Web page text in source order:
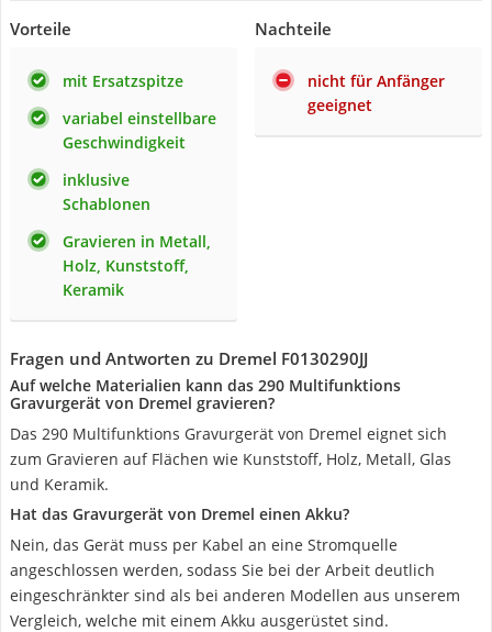
Vorteile
mit Ersatzspitze
variabel einstellbare
Geschwindigkeit
inklusive
Schablonen
Gravieren in Metall,
Holz, Kunststoff,
Keramik
Nachteile
nicht für Anfänger
geeignet
Fragen und Antworten zu Dremel F0130290JJ
Auf welche Materialien kann das 290 Multifunktions
Gravurgerät von Dremel gravieren?
Das 290 Multifunktions Gravurgerät von Dremel eignet sich
zum Gravieren auf Flächen wie Kunststoff, Holz, Metall, Glas
und Keramik.
Hat das Gravurgerät von Dremel einen Akku?
Nein, das Gerät muss per Kabel an eine Stromquelle
angeschlossen werden, sodass Sie bei der Arbeit deutlich
eingeschränkter sind als bei anderen Modellen aus unserem
Vergleich, welche mit einem Akku ausgerüstet sind.